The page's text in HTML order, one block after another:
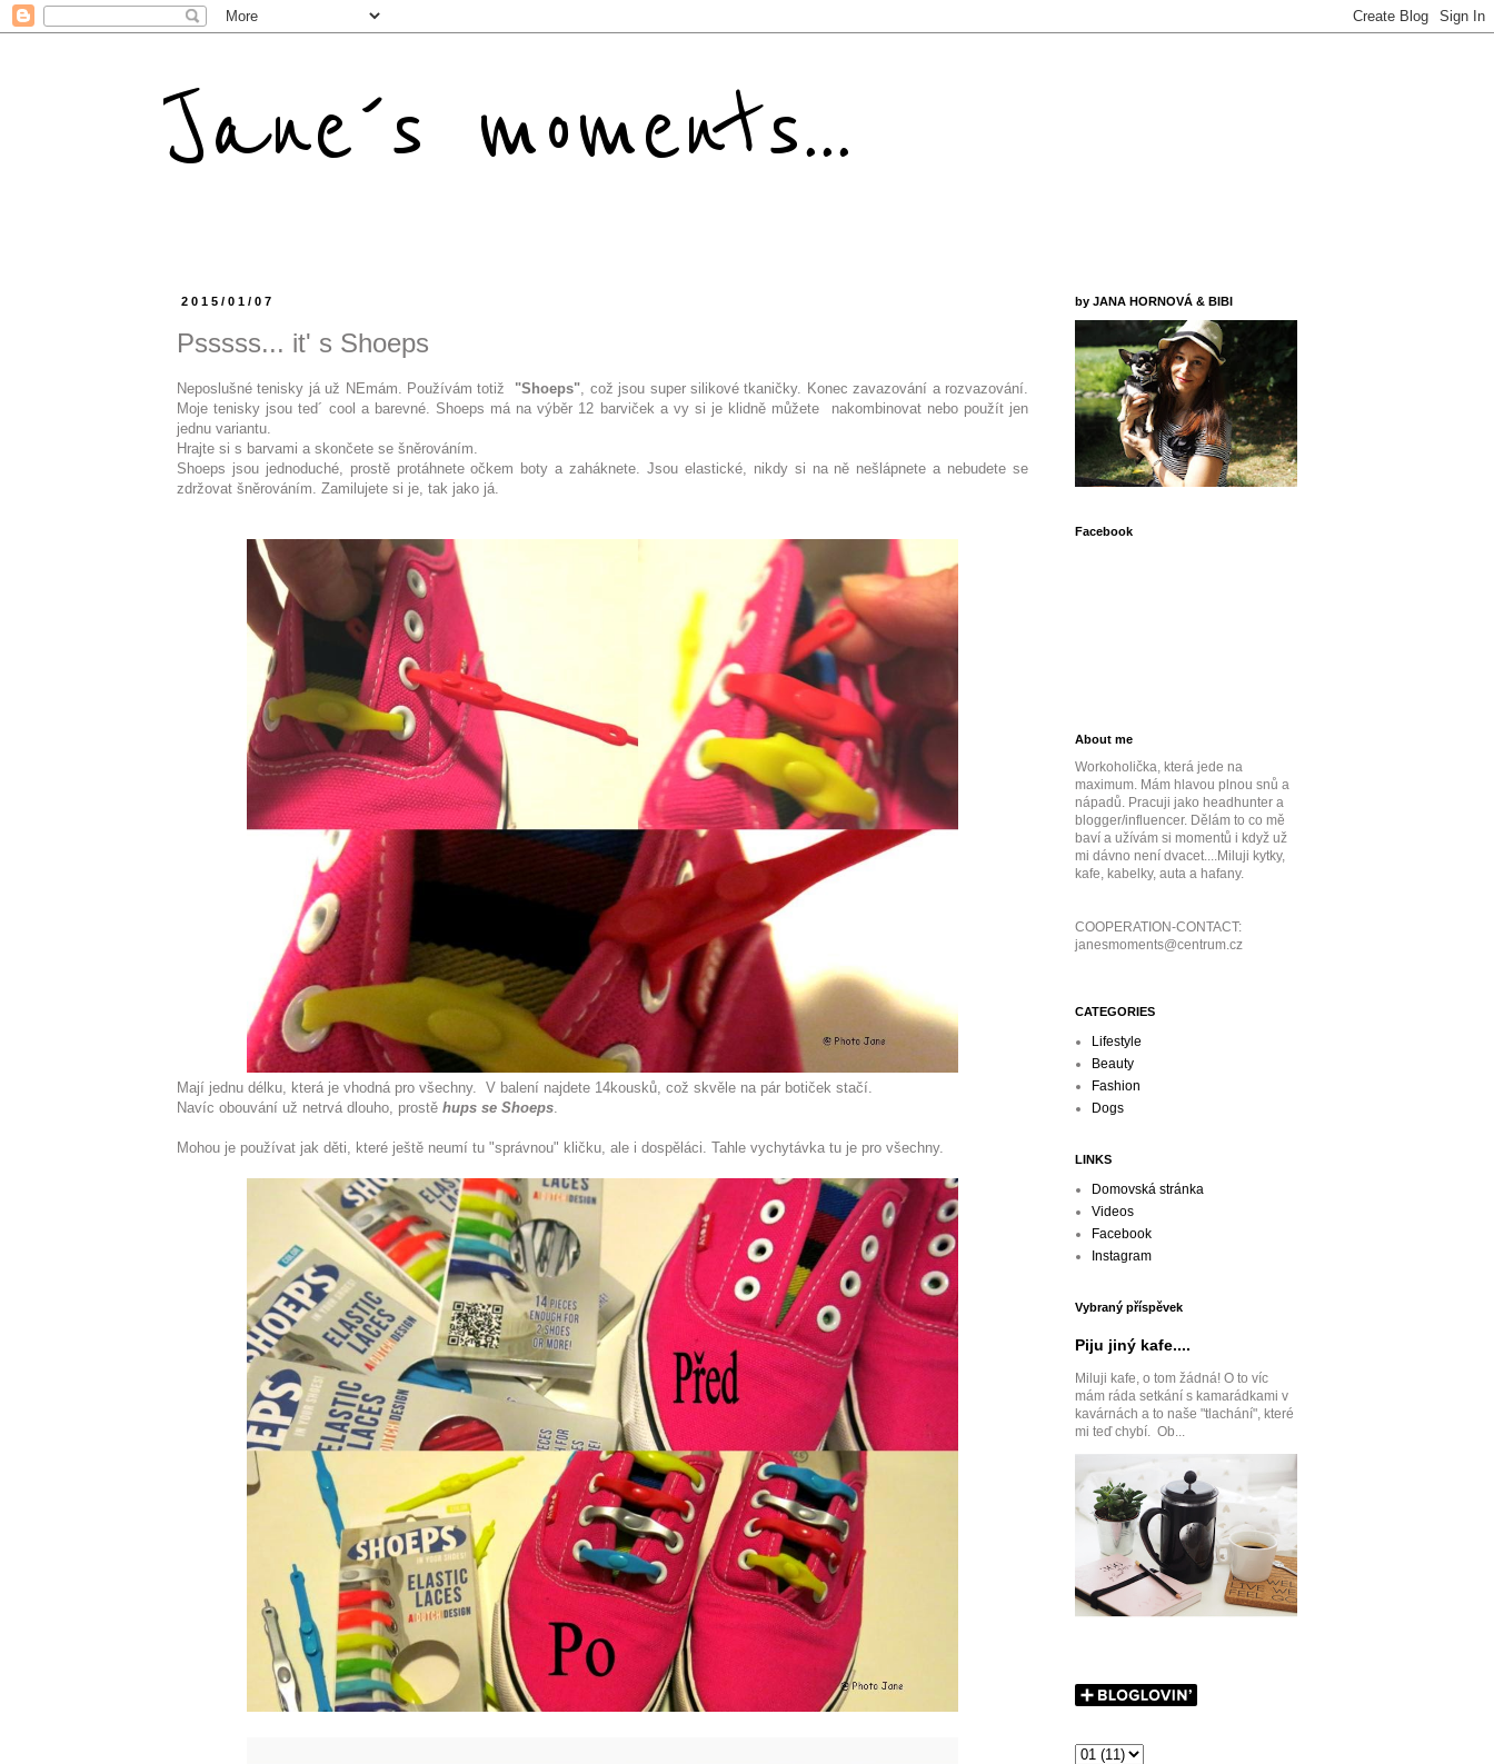
Jane´s moments...
2015/01/07
Psssss... it' s Shoeps
Neposlušné tenisky já už NEmám. Používám totiž "Shoeps", což jsou super silikové tkaničky. Konec zavazování a rozvazování.
Moje tenisky jsou ted´ cool a barevné. Shoeps má na výběr 12 barviček a vy si je klidně můžete nakombinovat nebo použít jen
jednu variantu.
Hrajte si s barvami a skončete se šněrováním.
Shoeps jsou jednoduché, prostě protáhnete očkem boty a zaháknete. Jsou elastické, nikdy si na ně nešlápnete a nebudete se
zdržovat šněrováním. Zamilujete si je, tak jako já.
Mají jednu délku, která je vhodná pro všechny. V balení najdete 14kousků, což skvěle na pár botiček stačí.
Navíc obouvání už netrvá dlouho, prostě hups se Shoeps.
Mohou je používat jak děti, které ještě neumí tu "správnou" kličku, ale i dospěláci. Tahle vychytávka tu je pro všechny.
by JANA HORNOVÁ & BIBI
Facebook
About me
Workoholička, která jede na
maximum. Mám hlavou plnou snů a
nápadů. Pracuji jako headhunter a
blogger/influencer. Dělám to co mě
baví a užívám si momentů i když už
mi dávno není dvacet....Miluji kytky,
kafe, kabelky, auta a hafany.
COOPERATION-CONTACT:
janesmoments@centrum.cz
CATEGORIES
Lifestyle
Beauty
Fashion
Dogs
LINKS
Domovská stránka
Videos
Facebook
Instagram
Vybraný příspěvek
Piju jiný kafe....
Miluji kafe, o tom žádná! O to víc
mám ráda setkání s kamarádkami v
kavárnách a to naše "tlachání", které
mi teď chybí. Ob...